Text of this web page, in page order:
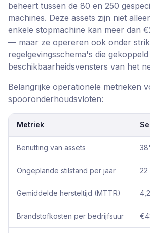
beheert tussen de 80 en 250
machines. Deze assets zijn niet
enkele stopmachine kan meer dan
— maar ze opereren ook onder
regelgevingsschema's die
beschikbaarheidsvensters van het
Belangrijke operationele metrieken
spooronderhoudsvloten:
Metriek
Benutting van assets
Ongeplande stilstand per jaar
Gemiddelde hersteltijd (MTTR)
Brandstofkosten per bedrijfsuur